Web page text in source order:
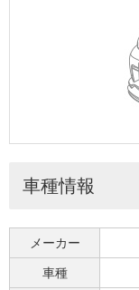
車種情報
メーカー
車種